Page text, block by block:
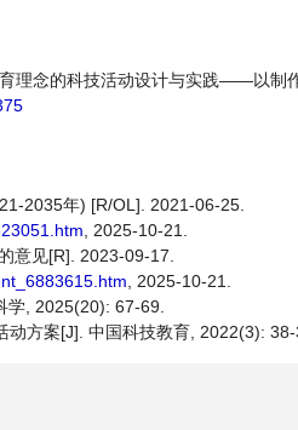
理念的科技活动设计与实践——以制
2035年) [R/OL]. 2021-06-25.
, 2025-10-21.
意见[R]. 2023-09-17.
, 2025-10-21.
学, 2025(20): 67-69.
动方案[J]. 中国科技教育, 2022(3): 38-